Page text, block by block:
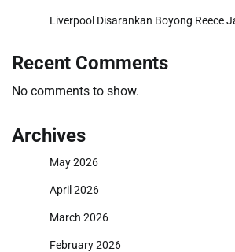
Liverpool Disarankan Boyong Reece
Recent Comments
No comments to show.
Archives
May 2026
April 2026
March 2026
February 2026